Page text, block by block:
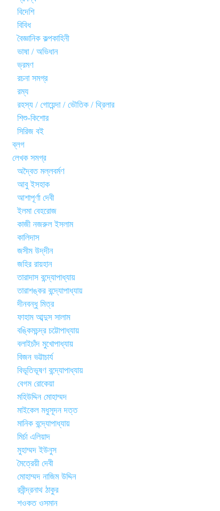
বিদেশি
বিবিধ
বৈজ্ঞানিক কল্পকাহিনী
ভাষা / অভিধান
ভ্রমণ
রচনা সমগ্র
রম্য
রহস্য / গোয়েন্দা / ভৌতিক / থ্রিলার
শিশু-কিশোর
সিরিজ বই
ব্লগ
লেখক সমগ্র
অদ্বৈত মল্লবর্মণ
আবু ইসহাক
আশাপূর্ণা দেবী
ইলমা বেহরোজ
কাজী নজরুল ইসলাম
কালিদাস
জসীম উদ্‌দীন
জহির রায়হান
তারাদাস বন্দ্যোপাধ্যায়
তারাশঙ্কর বন্দ্যোপাধ্যায়
দীনবন্ধু মিত্র
ফাহাম আব্দুস সালাম
বঙ্কিমচন্দ্র চট্টোপাধ্যায়
বলাইচাঁদ মুখোপাধ্যায়
বিজন ভট্টাচার্য
বিভূতিভূষণ বন্দ্যোপাধ্যায়
বেগম রোকেয়া
মহিউদ্দিন মোহাম্মদ
মাইকেল মধুসূদন দত্ত
মানিক বন্দ্যোপাধ্যায়
মির্চা এলিয়াদ
মুহাম্মদ ইউনুস
মৈত্রেয়ী দেবী
মোহাম্মদ নাজিম উদ্দিন
রবীন্দ্রনাথ ঠাকুর
শওকত ওসমান